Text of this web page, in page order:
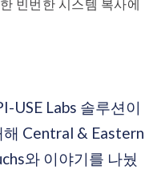
빈번한 시스템 복사에
USE Labs 솔루션이
Central & Eastern
와 이야기를 나눴